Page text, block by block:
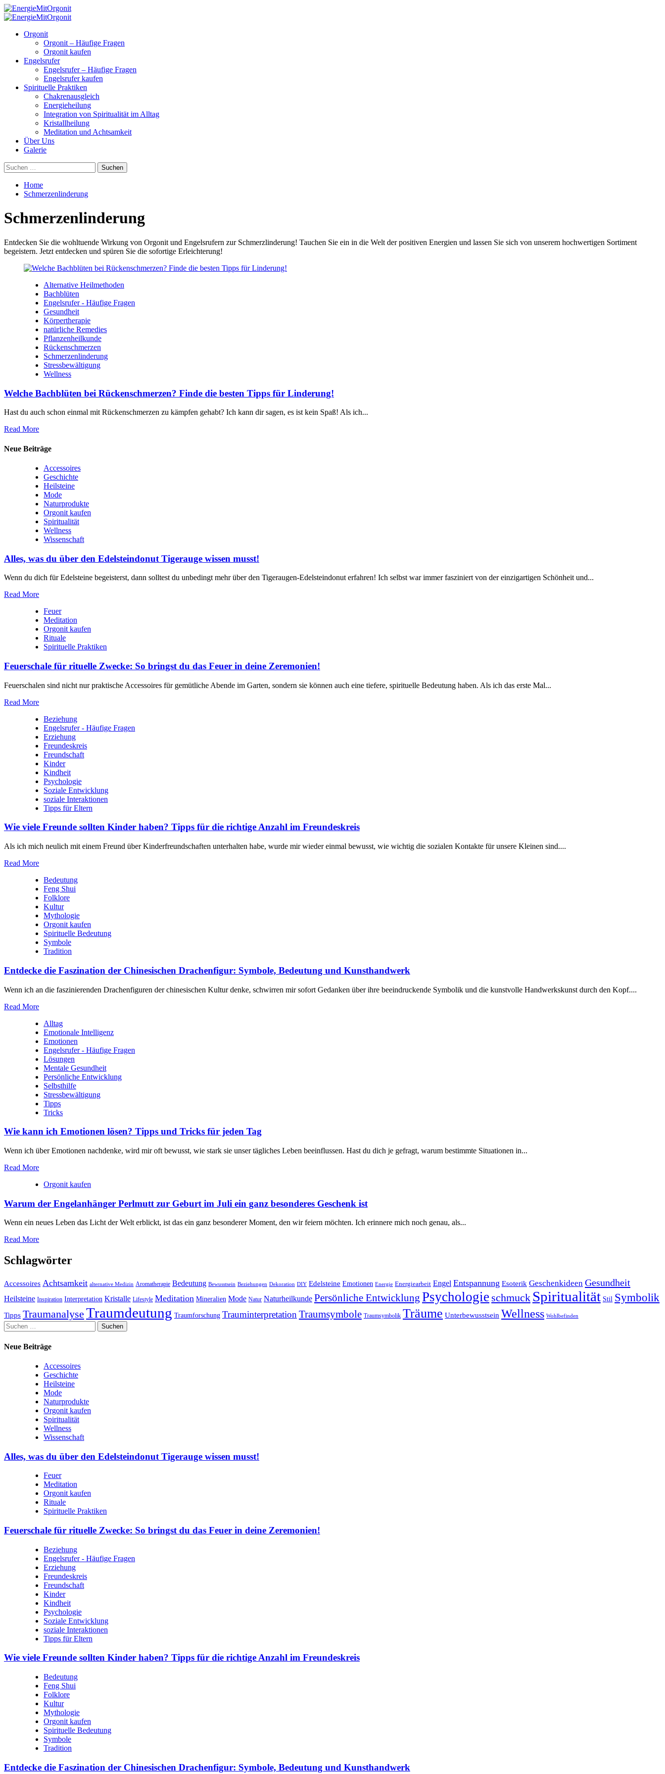
Skip
to
Primary
Orgonit
Orgonit – Häufige Fragen
Orgonit kaufen
Engelsrufer
Engelsrufer – Häufige Fragen
Engelsrufer kaufen
Spirituelle Praktiken
Chakrenausgleich
Energieheilung
Integration von Spiritualität im Alltag
Kristallheilung
Meditation und Achtsamkeit
Über Uns
Galerie
Suchen
nach:
Home
Schmerzenlinderung
Schmerzenlinderung
Entdecken Sie die wohltuende Wirkung von Orgonit und Engelsrufern zur Schmerzlinderung! Tauchen Sie ein in die Welt der positiven Energien und lassen Sie sich von unserem hochwertigen Sortiment
begeistern. Jetzt entdecken und spüren Sie die sofortige Erleichterung!
Alternative Heilmethoden
Bachblüten
Engelsrufer - Häufige Fragen
Gesundheit
Körpertherapie
natürliche Remedies
Pflanzenheilkunde
Rückenschmerzen
Schmerzenlinderung
Stressbewältigung
Wellness
Welche Bachblüten bei Rückenschmerzen? Finde die besten Tipps für Linderung!
Hast du auch schon einmal mit⁤ Rückenschmerzen zu kämpfen gehabt? Ich kann ‍dir sagen, es ist kein Spaß! Als ‌ich...
Read More
Neue Beiträge
Accessoires
Geschichte
Heilsteine
Mode
Naturprodukte
Orgonit kaufen
Spiritualität
Wellness
Wissenschaft
Alles, was du über den Edelsteindonut Tigerauge wissen musst!
Wenn‌ du dich für Edelsteine begeisterst, dann solltest du unbedingt mehr⁢ über den Tigeraugen-Edelsteindonut erfahren! Ich selbst war immer fasziniert ‍von der einzigartigen Schönheit und...
Read More
Feuer
Meditation
Orgonit kaufen
Rituale
Spirituelle Praktiken
Feuerschale für rituelle Zwecke: So bringst du das Feuer in deine Zeremonien!
Feuerschalen sind nicht nur praktische Accessoires für gemütliche Abende im Garten, sondern sie können auch eine tiefere, spirituelle Bedeutung haben. Als ich das erste Mal...
Read More
Beziehung
Engelsrufer - Häufige Fragen
Erziehung
Freundeskreis
Freundschaft
Kinder
Kindheit
Psychologie
Soziale Entwicklung
soziale Interaktionen
Tipps für Eltern
Wie viele Freunde sollten Kinder haben? Tipps für die richtige Anzahl im Freundeskreis
Als‍ ich mich neulich⁣ mit einem Freund⁣ über Kinderfreundschaften ​unterhalten ​habe,⁤ wurde ⁤mir wieder ‍einmal bewusst, ⁢wie wichtig die sozialen Kontakte für​ unsere Kleinen sind.‍...
Read More
Bedeutung
Feng Shui
Folklore
Kultur
Mythologie
Orgonit kaufen
Spirituelle Bedeutung
Symbole
Tradition
Entdecke die Faszination der Chinesischen Drachenfigur: Symbole, Bedeutung und Kunsthandwerk
Wenn ich an die faszinierenden Drachenfiguren der chinesischen Kultur denke, schwirren mir sofort Gedanken über ihre beeindruckende Symbolik und die kunstvolle Handwerkskunst durch den Kopf....
Read More
Alltag
Emotionale Intelligenz
Emotionen
Engelsrufer - Häufige Fragen
Lösungen
Mentale Gesundheit
Persönliche Entwicklung
Selbsthilfe
Stressbewältigung
Tipps
Tricks
Wie kann ich Emotionen lösen? Tipps und Tricks für jeden Tag
Wenn ich über Emotionen nachdenke, wird mir oft bewusst, wie stark ‍sie ⁤unser ⁢tägliches Leben beeinflussen. Hast du dich je gefragt, warum bestimmte ‌Situationen in...
Read More
Orgonit kaufen
Warum der Engelanhänger Perlmutt zur Geburt im Juli ein ganz besonderes Geschenk ist
Wenn ein neues Leben das Licht der Welt erblickt, ist das ein ganz besonderer Moment, den wir feiern möchten. Ich erinnere mich noch genau, als...
Read More
Schlagwörter
Accessoires Achtsamkeit alternative Medizin Aromatherapie Bedeutung Bewusstsein Beziehungen Dekoration DIY Edelsteine Emotionen Energie Energiearbeit Engel Entspannung Esoterik Geschenkideen Gesundheit
Heilsteine Inspiration Interpretation Kristalle Lifestyle Meditation Mineralien Mode Natur Naturheilkunde Persönliche Entwicklung Psychologie schmuck Spiritualität Stil Symbolik
Tipps Traumanalyse Traumdeutung Traumforschung TrauminterpretationTraumsymbole Traumsymbolik Träume Unterbewusstsein Wellness Wohlbefinden
Suchen
nach:
Neue Beiträge
Accessoires
Geschichte
Heilsteine
Mode
Naturprodukte
Orgonit kaufen
Spiritualität
Wellness
Wissenschaft
Alles, was du über den Edelsteindonut Tigerauge wissen musst!
Feuer
Meditation
Orgonit kaufen
Rituale
Spirituelle Praktiken
Feuerschale für rituelle Zwecke: So bringst du das Feuer in deine Zeremonien!
Beziehung
Engelsrufer - Häufige Fragen
Erziehung
Freundeskreis
Freundschaft
Kinder
Kindheit
Psychologie
Soziale Entwicklung
soziale Interaktionen
Tipps für Eltern
Wie viele Freunde sollten Kinder haben? Tipps für die richtige Anzahl im Freundeskreis
Bedeutung
Feng Shui
Folklore
Kultur
Mythologie
Orgonit kaufen
Spirituelle Bedeutung
Symbole
Tradition
Entdecke die Faszination der Chinesischen Drachenfigur: Symbole, Bedeutung und Kunsthandwerk